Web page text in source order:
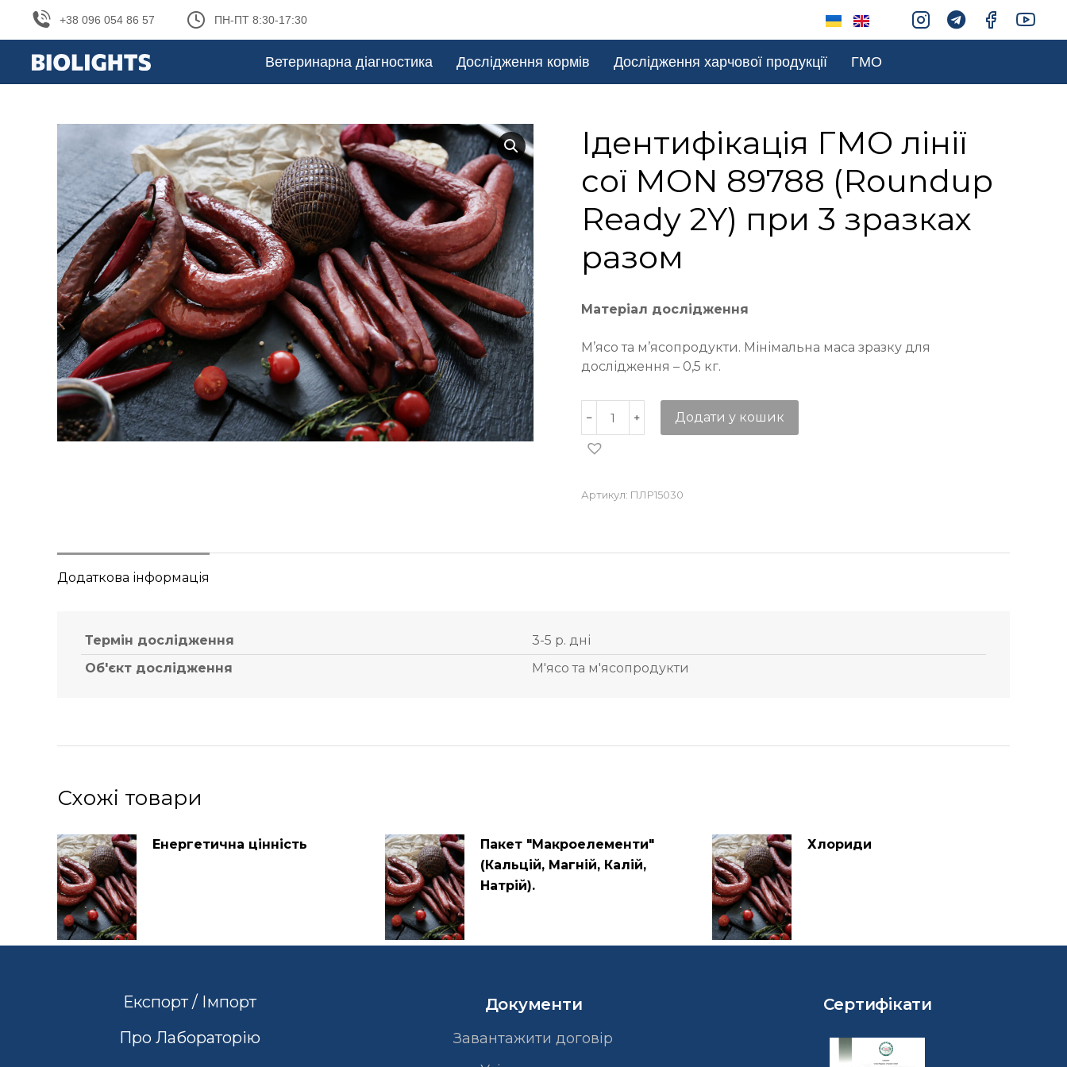
+38 096 054 86 57 ПН-ПТ 8:30-17:30
Ветеринарна діагностика Дослідження кормів Дослідження харчової продукції ГМО
Ідентифікація ГМО лінії
сої MON 89788 (Roundup
Ready 2Y) при 3 зразках
разом
Матеріал дослідження
М’ясо та м’ясопродукти. Мінімальна маса зразку для
дослідження – 0,5 кг.
Додати у кошик
Артикул: ПЛР15030
Додаткова інформація
Термін дослідження
3-5 р. дні
Об'єкт дослідження
М'ясо та м'ясопродукти
Схожі товари
Енергетична цінність
Пакет "Макроелементи"
(Кальцій, Магній, Калій,
Натрій).
Хлориди
Експорт / Імпорт
Про Лабораторію
Документи
Завантажити договір
Сертифікати